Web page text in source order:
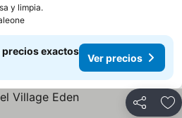
y limpia.
precios exactos
Ver precios
Compartir